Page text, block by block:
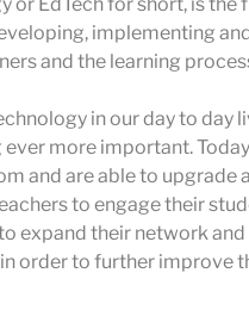
implementing
and the learning
in our day to day
more important.
and are able to upgrade
to engage their
expand their network
order to further improve